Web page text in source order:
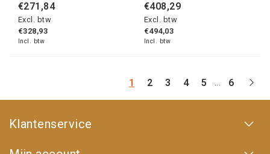
€271,84
Excl. btw
€328,93
Incl. btw
€408,29
Excl. btw
€494,03
Incl. btw
1 2 3 4 5 ... 6
Klantenservice